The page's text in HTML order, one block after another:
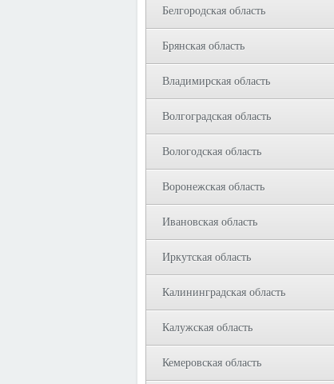
Белгородская область
Брянская область
Владимирская область
Волгоградская область
Вологодская область
Воронежская область
Ивановская область
Иркутская область
Калининградская область
Калужская область
Кемеровская область